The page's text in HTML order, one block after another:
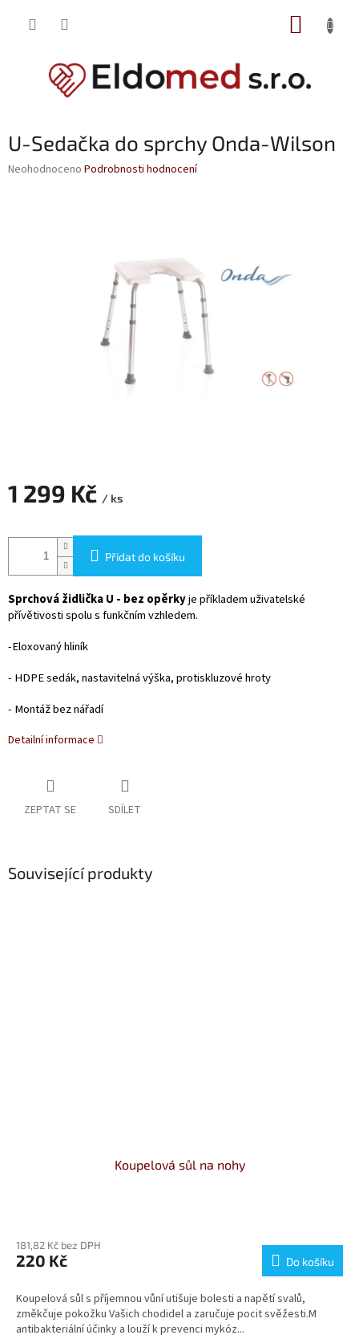
U-Sedačka do sprchy Onda-Wilson
Průměrné
Neohodnoceno Podrobnosti hodnocení
1 299 Kč / ks
cena:
Přidat do košíku
Sprchová židlička U - bez opěrkyje příkladem uživatelské
přívětivosti spolu s funkčním vzhledem.
-Eloxovaný hliník
- HDPE sedák, nastavitelná výška, protiskluzové hroty
- Montáž bez nářadí
Detailní informace
ZEPTAT SE SDÍLET
Související produkty
Koupelová sůl na nohy
181,82 Kč bez DPH
220 Kč Do košíku
Koupelová sůl s příjemnou vůní utišuje bolesti a napětí svalů,
změkčuje pokožku Vašich chodidel a zaručuje pocit svěžesti.M
antibakteriální účinky a louží k prevenci mykóz...